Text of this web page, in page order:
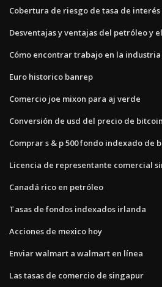
Cobertura de riesgo de tasa de interés
Desventajas y ventajas del petróleo y
Cómo encontrar trabajo en la
Euro historico banrep
Comercio joe mixon para aj verde
Conversión de usd del precio de bitcoin
Comprar s & p 500 fondo indexado de
Licencia de representante comercial
Canadá rico en petróleo
Tasas de fondos indexados irlanda
Acciones de mexico hoy
Enviar walmart a walmart en línea
Las tasas de comercio de singapur